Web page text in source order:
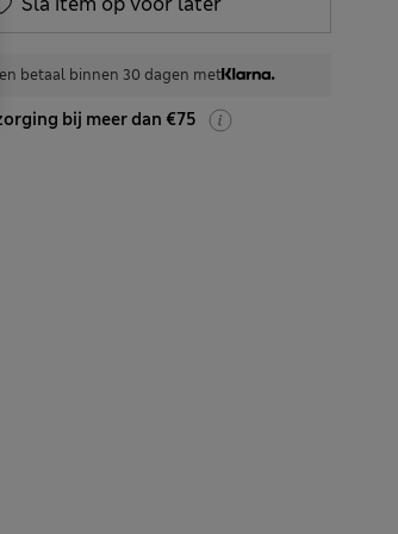
en betaal binnen 30 dagen met
bij meer dan €75